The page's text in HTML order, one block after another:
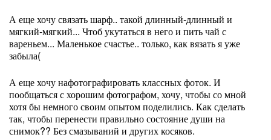
А еще хочу связать шарф.. такой длинный-длинный и
мягкий-мягкий... Чтоб укутаться в него и пить чай с
вареньем... Маленькое счастье.. только, как вязать я уже
забыла(
А еще хочу нафотографировать классных фоток. И
пообщаться с хорошим фотографом, хочу, чтобы со мной
хотя бы немного своим опытом поделились. Как сделать
так, чтобы перенести правильно состояние души на
снимок?? Без смазываний и других косяков.